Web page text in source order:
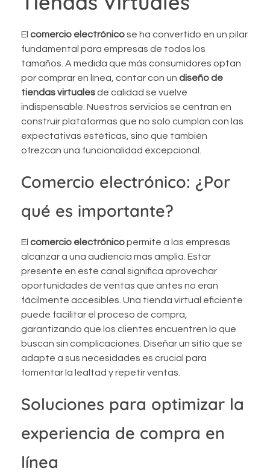
El comercio electrónicose ha convertido en un pilar
fundamental para empresas de todos los
tamaños. A medida que más consumidores optan
por comprar en línea, contar con un diseño de
tiendas virtualesde calidad se vuelve
indispensable. Nuestros servicios se centran en
construir plataformas que no solo cumplan con las
expectativas estéticas, sino que también
ofrezcan una funcionalidad excepcional.
Comercio electrónico: ¿Por
qué es importante?
El comercio electrónicopermite a las empresas
alcanzar a una audiencia más amplia. Estar
presente en este canal significa aprovechar
oportunidades de ventas que antes no eran
fácilmente accesibles. Una tienda virtual eficiente
puede facilitar el proceso de compra,
garantizando que los clientes encuentren lo que
buscan sin complicaciones. Diseñar un sitio que se
adapte a sus necesidades es crucial para
fomentar la lealtad y repetir ventas.
Soluciones para optimizar la
experiencia de compra en
línea